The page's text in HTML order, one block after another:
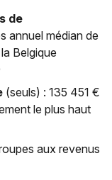
de
annuel médian de
Belgique
(seuls) : 135 451 €
le plus haut
aux revenus